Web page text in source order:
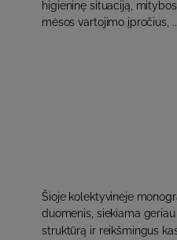
higieninę situaciją,
mėsos vartojimo įpročius, ..
Šioje kolektyvinėje
duomenis, siekiama
struktūrą ir reikšmingus